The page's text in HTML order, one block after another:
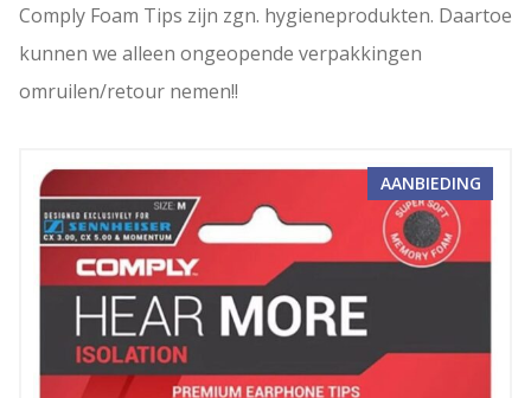
Comply Foam Tips zijn zgn. hygieneprodukten. Daartoe
kunnen we alleen ongeopende verpakkingen
omruilen/retour nemen!!
AANBIEDING
IN